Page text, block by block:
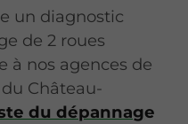
un diagnostic
de 2 roues
à nos agences de
Château-
du dépannage